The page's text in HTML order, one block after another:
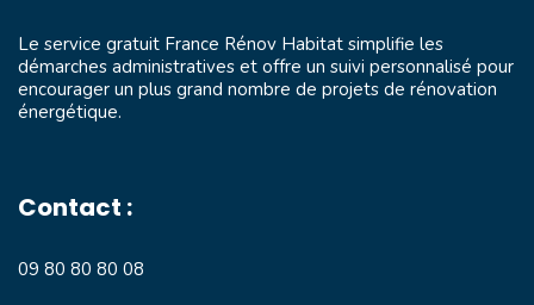
Le service gratuit France Rénov Habitat simplifie les
démarches administratives et offre un suivi personnalisé pour
encourager un plus grand nombre de projets de rénovation
énergétique.
Contact :
09 80 80 80 08